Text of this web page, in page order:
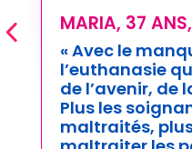
PAUL, 76 ANS,
« Sans juger,
ma souffrance
j’avais encore
des gens à
me battre et
qu’il me reste. »